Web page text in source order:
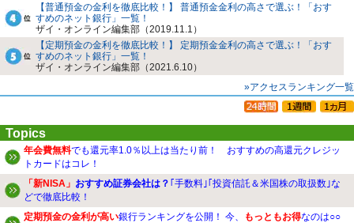
【普通預金の金利を徹底比較！】 普通預金金利の高さで選ぶ！「おす
すめのネット銀行」一覧！
ザイ・オンライン編集部（2019.11.1）
【定期預金の金利を徹底比較！】 定期預金金利の高さで選ぶ！「おす
すめのネット銀行」一覧！
ザイ・オンライン編集部（2021.6.10）
»アクセスランキング一覧
Topics
年会費無料でも還元率1.0％以上は当たり前！ おすすめの高還元クレジッ
トカードはコレ！
「新NISA」 おすすめ証券会社は？ ｢手数料｣｢投資信託＆米国株の取扱数｣な
どで徹底比較！
定期預金の金利が高い銀行ランキングを公開！ 今、 もっともお得なのは○○